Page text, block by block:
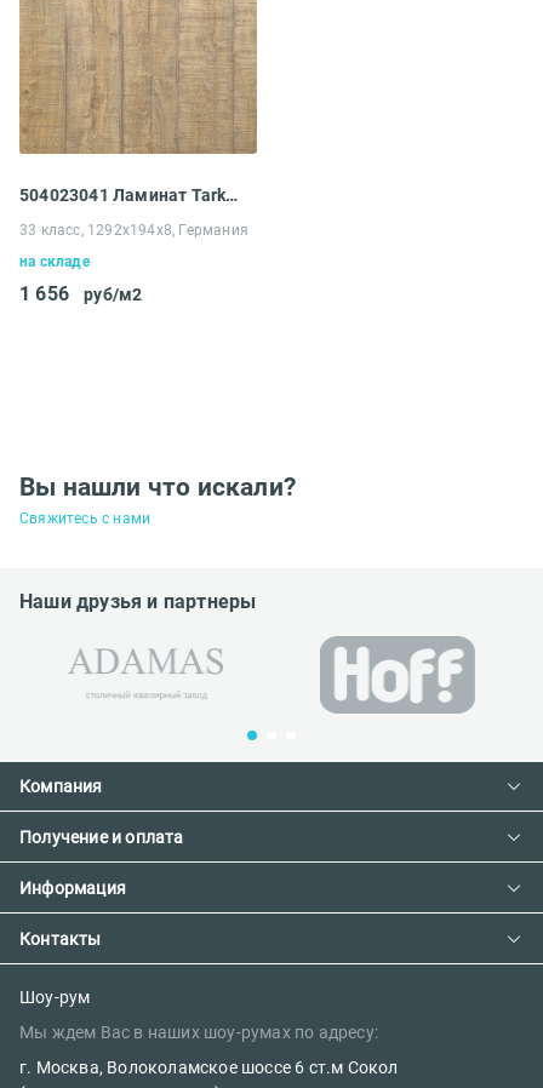
504023041 Ламинат Tarkett Intermezzo 833 Дуб Авиньон коричневый
33 класс, 1292x194x8, Германия
на складе
1 656 руб/м2
Вы нашли что искали?
Свяжитесь с нами
Наши друзья и партнеры
Компания
Контакты
О компании
Сотрудничество
Наш блог
Получение и оплата
Доставка и оплата
Предзаказ товара с фабрики
Информация
Как сделать заказ
Политика конфиденциальности
Контакты
E-mail:
sales@parketov-store.ru
Телефоны:
Шоу-рум
Мы ждем Вас в наших шоу-румах по адресу:
г. Москва, Волоколамское шоссе 6 ст.м Сокол